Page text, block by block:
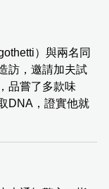
）與兩名同
訪，邀請加夫試
品嘗了多款味
DNA，證實他就